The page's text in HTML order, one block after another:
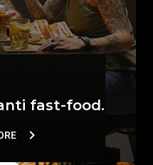
fast-food.